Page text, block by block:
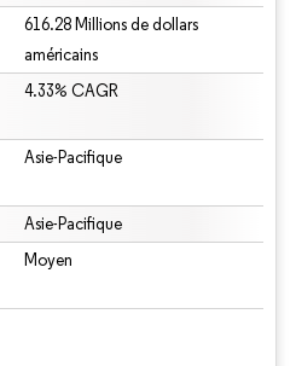
616.28 Millions de dollars
américains
4.33% CAGR
Asie-Pacifique
Asie-Pacifique
Moyen
réutilisation nécessite une attribution sous CC